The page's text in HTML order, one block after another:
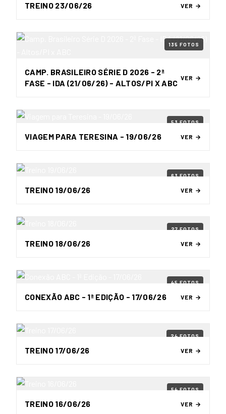
TREINO 23/06/26 VER →
135 FOTOS
CAMP. BRASILEIRO SÉRIE D 2026 - 2ª
FASE - IDA (21/06/26) - ALTOS/PI X ABC
VER →
53 FOTOS
VIAGEM PARA TERESINA - 19/06/26 VER →
63 FOTOS
TREINO 19/06/26 VER →
27 FOTOS
TREINO 18/06/26 VER →
45 FOTOS
CONEXÃO ABC - 1ª EDIÇÃO - 17/06/26 VER →
24 FOTOS
TREINO 17/06/26 VER →
54 FOTOS
TREINO 16/06/26 VER →